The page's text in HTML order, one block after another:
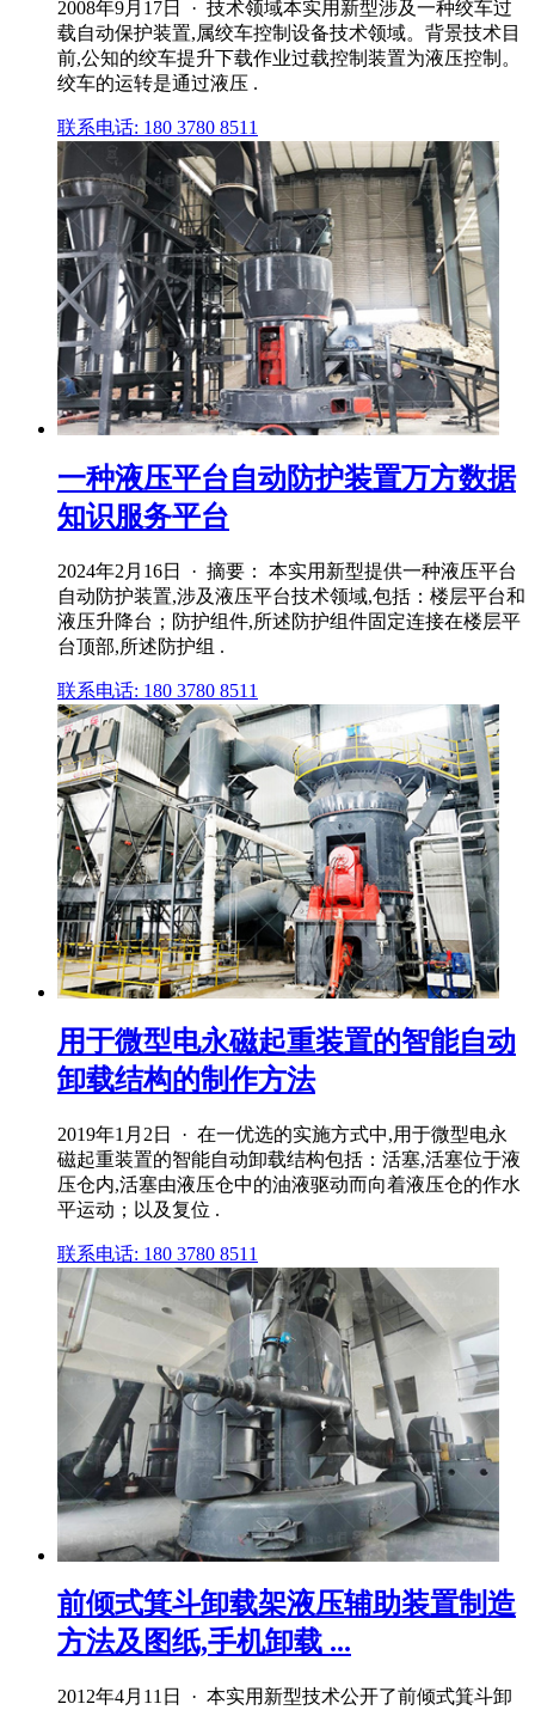
2008年9月17日 · 技术领域本实用新型涉及一种绞车过
载自动保护装置,属绞车控制设备技术领域。背景技术目
前,公知的绞车提升下载作业过载控制装置为液压控制。
绞车的运转是通过液压 .
联系电话: 180 3780 8511
一种液压平台自动防护装置万方数据
知识服务平台
2024年2月16日 · 摘要： 本实用新型提供一种液压平台
自动防护装置,涉及液压平台技术领域,包括：楼层平台和
液压升降台；防护组件,所述防护组件固定连接在楼层平
台顶部,所述防护组 .
联系电话: 180 3780 8511
用于微型电永磁起重装置的智能自动
卸载结构的制作方法
2019年1月2日 · 在一优选的实施方式中,用于微型电永
磁起重装置的智能自动卸载结构包括：活塞,活塞位于液
压仓内,活塞由液压仓中的油液驱动而向着液压仓的作水
平运动；以及复位 .
联系电话: 180 3780 8511
前倾式箕斗卸载架液压辅助装置制造
方法及图纸,手机卸载 ...
2012年4月11日 · 本实用新型技术公开了前倾式箕斗卸